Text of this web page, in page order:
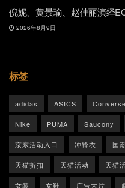
倪妮、黄景瑜、赵佳丽演绎
2026年8月9日
标签
adidas ASICS Converse
Nike PUMA Saucony
京东活动入口 冲锋衣 国
天猫折扣 天猫活动 天猫
女装 女鞋 广告大片